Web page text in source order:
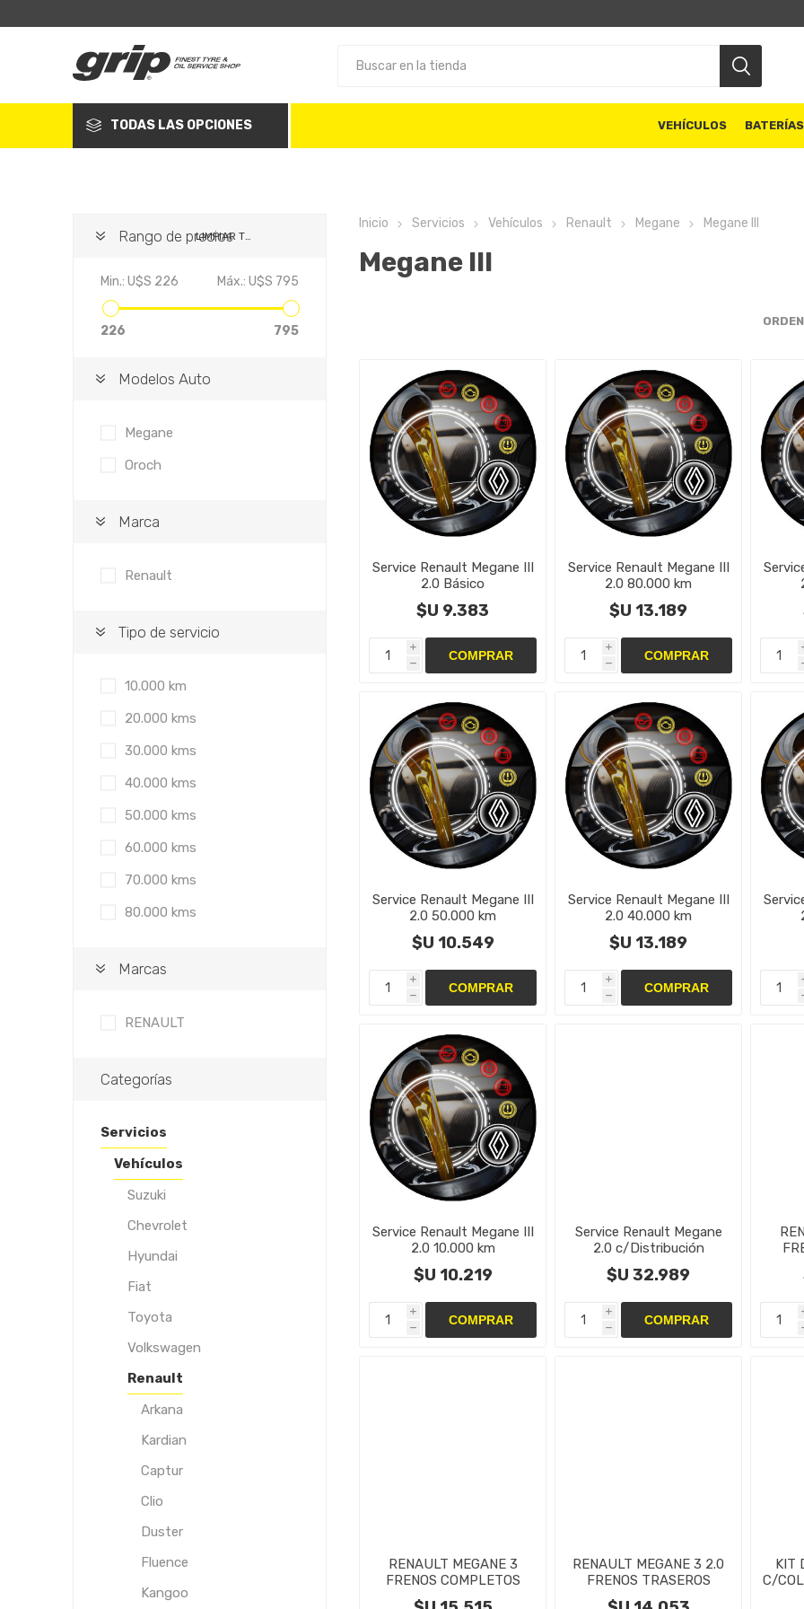
TODAS LAS OPCIONES VEHÍCULOS BATERÍAS
Inicio Servicios Vehículos Renault Megane Megane III
Megane III
Service Renault Megane III
2.0 Básico
$U 9.383
i
h
Service Renault Megane III
2.0 80.000 km
$U 13.189
i
h
Service Renault Megane III
2.0 50.000 km
$U 10.549
i
h
Service Renault Megane III
2.0 40.000 km
$U 13.189
i
h
Service Renault Megane III
2.0 10.000 km
$U 10.219
i
h
Service Renault Megane
2.0 c/Distribución
$U 32.989
i
h
RENAULT MEGANE 3
FRENOS COMPLETOS
RENAULT MEGANE 3 2.0
FRENOS TRASEROS
CAMBIO DE DISCOS Y
KIT
C/
LIMPIAR TODO
Rango de precios
Min.: U$S 226 Máx.: U$S 795
226 795
Modelos Auto
Megane
Oroch
Marca
Renault
Tipo de servicio
10.000 km
20.000 kms
30.000 kms
40.000 kms
50.000 kms
60.000 kms
70.000 kms
80.000 kms
Marcas
RENAULT
Categorías
Servicios
Vehículos
Suzuki
Chevrolet
Hyundai
Fiat
Toyota
Volkswagen
Renault
Arkana
Kardian
Captur
Clio
Duster
Fluence
Kangoo